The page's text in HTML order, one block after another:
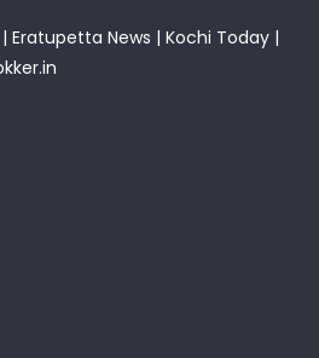
| Eratupetta News | Kochi Today |